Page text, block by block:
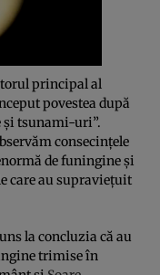
principal al
povestea după
şi tsunami-uri”.
consecinţele
de funingine şi
care au supravieţuit
la concluzia că au
trimise în